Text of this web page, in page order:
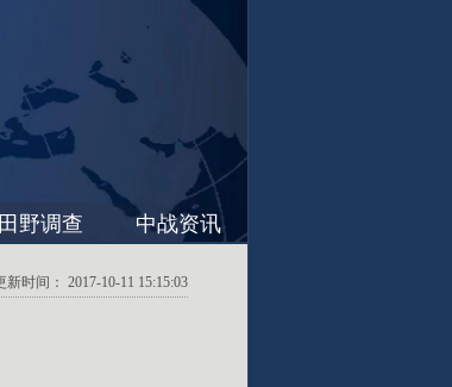
田野调查 中战资讯
时间： 2017-10-11 15:15:03